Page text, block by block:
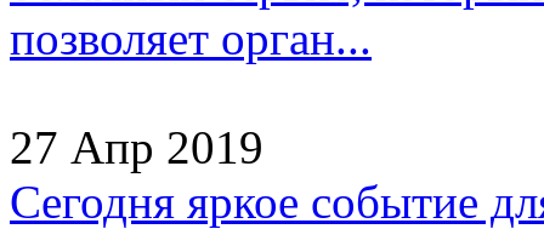
позволяет орган...
27 Апр 2019
Сегодня яркое событие